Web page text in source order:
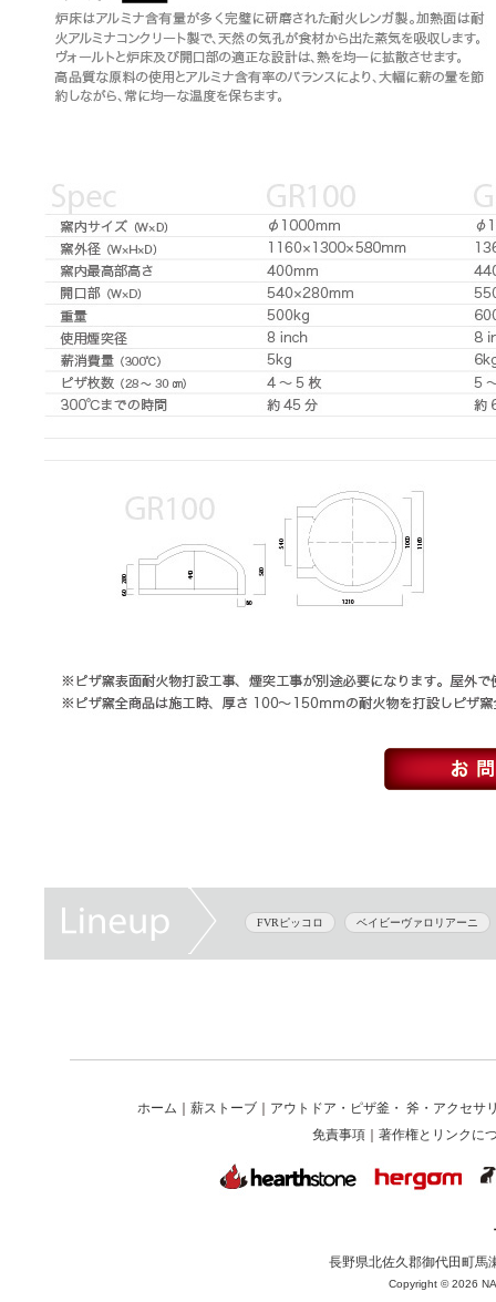
FVRピッコロ ベイビーヴァロリアーニ
ホーム ｜薪ストーブ
アウトドア・ピザ釜・ 斧・アクセサ
免責事項
著作権とリンクに
長野県北佐久郡御代田町
Copyright ©2026